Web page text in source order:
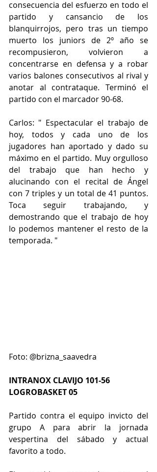
consecuencia del esfuerzo en todo el
partido y cansancio de los
blanquirrojos, pero tras un tiempo
muerto los juniors de 2º año se
recompusieron, volvieron a
concentrarse en defensa y a robar
varios balones consecutivos al rival y
anotar al contrataque. Terminó el
partido con el marcador 90-68.
Carlos: " Espectacular el trabajo de
hoy, todos y cada uno de los
jugadores han aportado y dado su
máximo en el partido. Muy orgulloso
del trabajo que han hecho y
alucinando con el recital de Ángel
con 7 triples y un total de 41 puntos.
Toca seguir trabajando, y
demostrando que el trabajo de hoy
lo podemos mantener el resto de la
temporada. "
Foto: @brizna_saavedra
INTRANOX CLAVIJO 101-56
LOGROBASKET 05
Partido contra el equipo invicto del
grupo A para abrir la jornada
vespertina del sábado y actual
favorito a todo.